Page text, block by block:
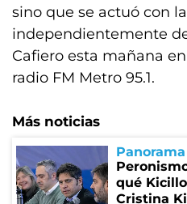
sino que se actuó con
independientemente
Cafiero esta mañana
radio FM Metro 95.1.
Más noticias
qué
Cristina